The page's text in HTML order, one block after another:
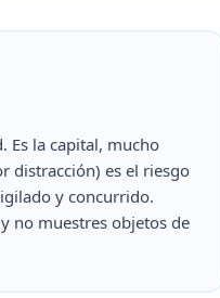
Es la capital, mucho
distracción) es el riesgo
y concurrido.
no muestres objetos de